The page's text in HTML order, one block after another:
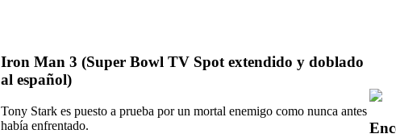
Iron Man 3 (Super Bowl TV Spot extendido y doblado
al español)
Tony Stark es puesto a prueba por un mortal enemigo como nunca antes
había enfrentado.